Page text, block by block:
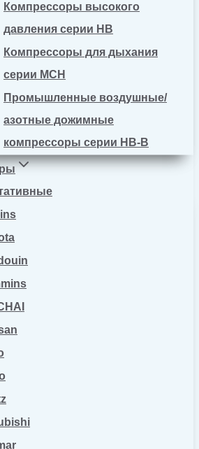
Компрессоры высокого
давления серии HB
Компрессоры для дыхания
серии MCH
Промышленные воздушные/
азотные дожимные
компрессоры серии HB-B